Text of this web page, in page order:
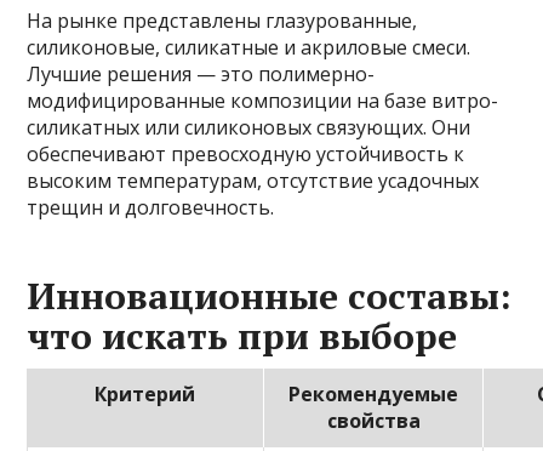
На рынке представлены глазурованные,
силиконовые, силикатные и акриловые смеси.
Лучшие решения — это полимерно-
модифицированные композиции на базе витро-
силикатных или силиконовых связующих. Они
обеспечивают превосходную устойчивость к
высоким температурам, отсутствие усадочных
трещин и долговечность.
Инновационные составы:
что искать при выборе
Критерий
Рекомендуемые
свойства